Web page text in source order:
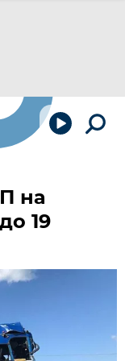
на
19